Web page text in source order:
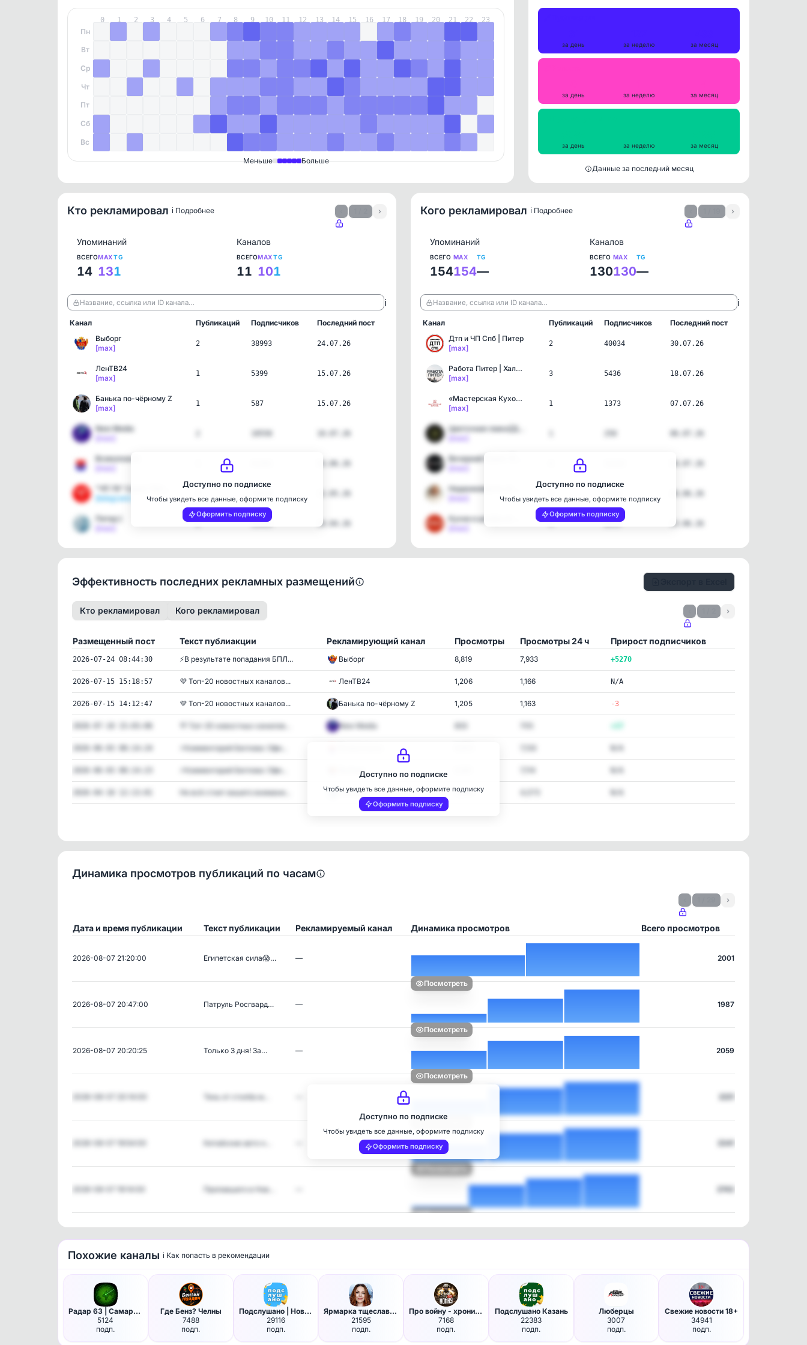
0 1 2 3 4 5 6 7 8 9 10 11 12 13 14 15 16 17 18 19 20 21 22 23
Пн
Вт
Ср
Чт
Пт
Сб
Вс
Меньше Больше
за день за неделю за месяц
за день за неделю за месяц
за день за неделю за месяц
Данные за последний месяц
Кто рекламировал ℹ️ Подробнее ›
Упоминаний
ВСЕГО
14
MAX
13
TG
1
Каналов
ВСЕГО
11
MAX
10
TG
1
Название, ссылка или ID канала… ℹ️
Канал Публикаций Подписчиков
Последний пост
Выборг
[max]
2 38993 24.07.26
ЛенТВ24
[max]
1 5399 15.07.26
Банька по-чёрному Z
[max]
1 587 15.07.26
New Media
Всеволожск
[telegram]
Питер:)
2 11913 18.04.26
Доступно по подписке
Чтобы увидеть все данные, оформите подписку
Оформить подписку
Кого рекламировал ℹ️ Подробнее ›
Упоминаний
ВСЕГО
154
MAX
154
TG
—
Каналов
ВСЕГО
130
MAX
130
TG
—
Название, ссылка или ID канала… ℹ️
Канал Публикаций Подписчиков
Последний пост
Дтп и ЧП Спб | Питер
[max]
2 40034 30.07.26
Работа Питер | Халтура С…
[max]
3 5436 18.07.26
«Мастерская Кухонь» - ку…
[max]
1 1373 07.07.26
4 8933 23.06.26
Доступно по подписке
Чтобы увидеть все данные, оформите подписку
Оформить подписку
Эффективность последних рекламных размещений
Кто рекламировал Кого рекламировал ›
Размещенный пост Текст публиакции Рекламирующий канал Просмотры Просмотры 24 ч Прирост подписчиков
2026-07-24 08:44:30 ⚡В результате попадания БПЛ... Выборг 8,819 7,933 +5270
2026-07-15 15:18:57 💜 Топ-20 новостных каналов... ЛенТВ24 1,206 1,166 N/A
2026-07-15 14:12:47 💜 Топ-20 новостных каналов... Банька по-чёрному Z 1,205 1,163 -3
💜 Топ-20 новостных каналов... New Media
⚡️Комментарий Беглова: Офи...
⚡️Комментарий Беглова: Офи... Выборг
Не всё стоит вашего внимани... Питер:) 5,836
Доступно по подписке
Чтобы увидеть все данные, оформите подписку
Оформить подписку
Динамика просмотров публикаций по часам
›
Дата и время публикации Текст публикации Рекламируемый канал Динамика просмотров Всего просмотров
2026-08-07 21:20:00 Египетская сила😱… —
Посмотреть
2001
2026-08-07 20:47:00 Патруль Росгвард… —
Посмотреть
1987
2026-08-07 20:20:25 Только 3 дня! За… —
Посмотреть
2059
Тень от столба м…
Посмотреть
2221
Китайские авто н…
Посмотреть
2341
Пропавшего в Нов…
Посмотреть
2743
Доступно по подписке
Чтобы увидеть все данные, оформите подписку
Оформить подписку
Похожие каналы ℹ️ Как попасть в рекомендации
Радар 63 | Самара и Тольятти
5124
подп.
Где Бенз? Челны
7488
подп.
Подслушано | Новосибирск и Об…
29116
подп.
Ярмарка тщеславия
21595
подп.
Про войну - хроника боевых де…
7168
подп.
Подслушано Казань
22383
подп.
Люберцы
3007
подп.
Свежие новости 18+
34941
подп.